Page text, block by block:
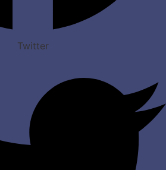
Twitter